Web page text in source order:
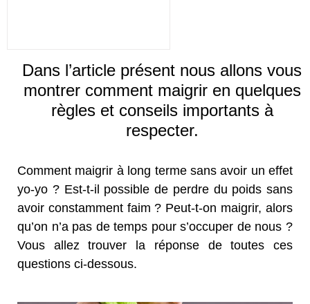
Dans l’article présent nous allons vous
montrer comment maigrir en quelques
règles et conseils importants à
respecter.
Comment maigrir à long terme sans avoir un effet
yo-yo ? Est-t-il possible de perdre du poids sans
avoir constamment faim ? Peut-t-on maigrir, alors
qu’on n’a pas de temps pour s’occuper de nous ?
Vous allez trouver la réponse de toutes ces
questions ci-dessous.